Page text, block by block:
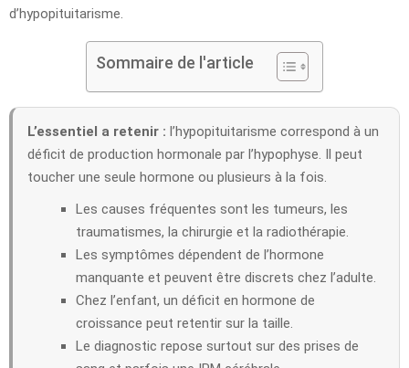
d’hypopituitarisme.
Sommaire de l'article
L’essentiel a retenir : l’hypopituitarisme correspond à un
déficit de production hormonale par l’hypophyse. Il peut
toucher une seule hormone ou plusieurs à la fois.
Les causes fréquentes sont les tumeurs, les
traumatismes, la chirurgie et la radiothérapie.
Les symptômes dépendent de l’hormone
manquante et peuvent être discrets chez l’adulte.
Chez l’enfant, un déficit en hormone de
croissance peut retentir sur la taille.
Le diagnostic repose surtout sur des prises de